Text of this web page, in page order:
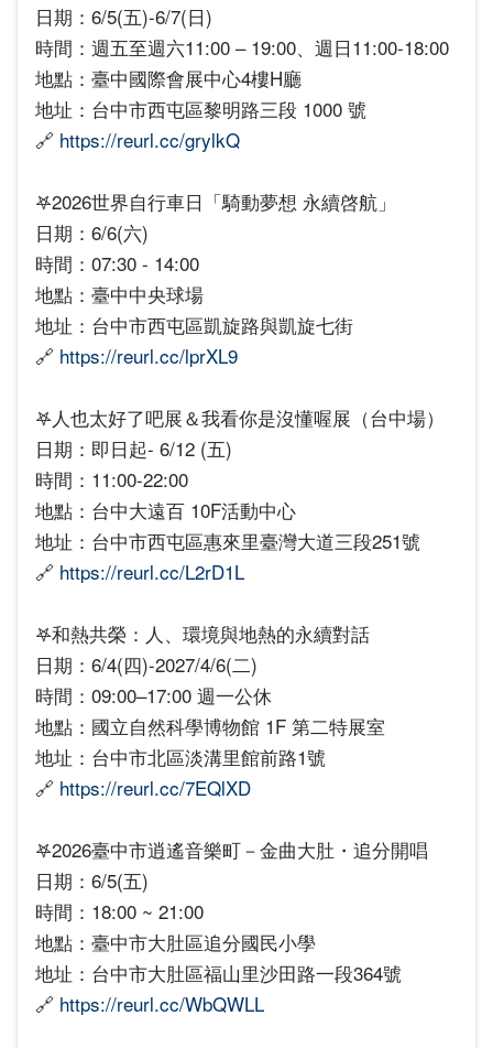
日期：6/5(五)-6/7(日)
時間：週五至週六11:00 – 19:00、週日11:00-18:00
地點：臺中國際會展中心4樓H廳
地址：台中市西屯區黎明路三段 1000 號
🔗 https://reurl.cc/grylkQ
𖤐2026世界自行車日「騎動夢想 永續啓航」
日期：6/6(六)
時間：07:30 - 14:00
地點：臺中中央球場
地址：台中市西屯區凱旋路與凱旋七街
🔗 https://reurl.cc/lprXL9
𖤐人也太好了吧展＆我看你是沒懂喔展（台中場）
日期：即日起- 6/12 (五)
時間：11:00-22:00
地點：台中大遠百 10F活動中心
地址：台中市西屯區惠來里臺灣大道三段251號
🔗 https://reurl.cc/L2rD1L
𖤐和熱共榮：人、環境與地熱的永續對話
日期：6/4(四)-2027/4/6(二)
時間：09:00–17:00 週一公休
地點：國立自然科學博物館 1F 第二特展室
地址：台中市北區淡溝里館前路1號
🔗 https://reurl.cc/7EQlXD
𖤐2026臺中市逍遙音樂町－金曲大肚・追分開唱
日期：6/5(五)
時間：18:00 ~ 21:00
地點：臺中市大肚區追分國民小學
地址：台中市大肚區福山里沙田路一段364號
🔗 https://reurl.cc/WbQWLL